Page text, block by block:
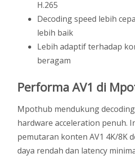
H.265
Decoding speed lebih
lebih baik
Lebih adaptif terhadap
beragam
Performa AV1 di
Mpothub mendukung
hardware acceleration penuh.
pemutaran konten AV1 4K/8K
daya rendah dan latency